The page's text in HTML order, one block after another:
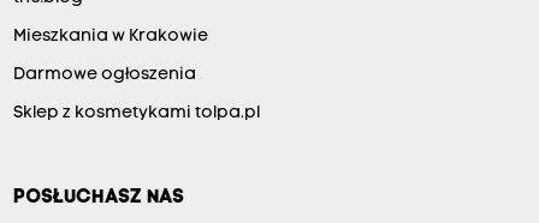
Mieszkania w Krakowie
Darmowe ogłoszenia
Sklep z kosmetykami tolpa.pl
POSŁUCHASZ NAS